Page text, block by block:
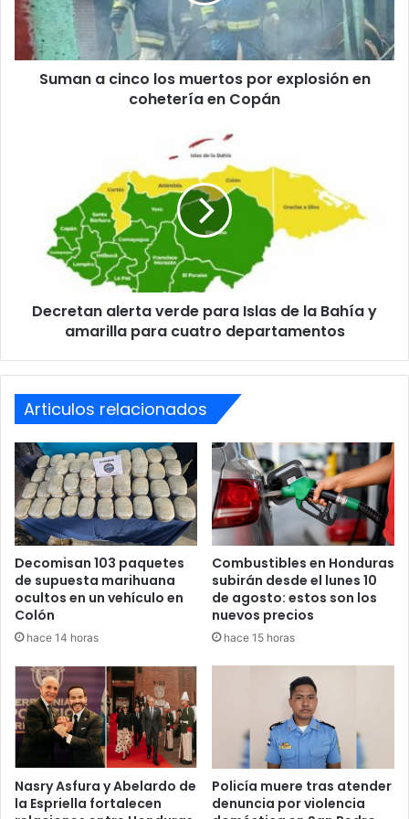
un fusil calibre 22 y 100 proyectiles de 5.56 mm.
Las autoridades confirmaron que la operación continúa en
desarrollo.
explosión
cohetería
Suman a cinco los muertos por explosión en
cohetería en Copán
amarilla
Decretan alerta verde para Islas de la Bahía y
amarilla para cuatro departamentos
Articulos relacionados
Decomisan 103 paquetes
de supuesta marihuana
ocultos en un vehículo en
Colón
hace 14 horas
Combustibles en Honduras
subirán desde el lunes 10
de agosto: estos son los
nuevos precios
hace 15 horas
Nasry Asfura y Abelardo de
la Espriella fortalecen
Policía muere tras atender
denuncia por violencia